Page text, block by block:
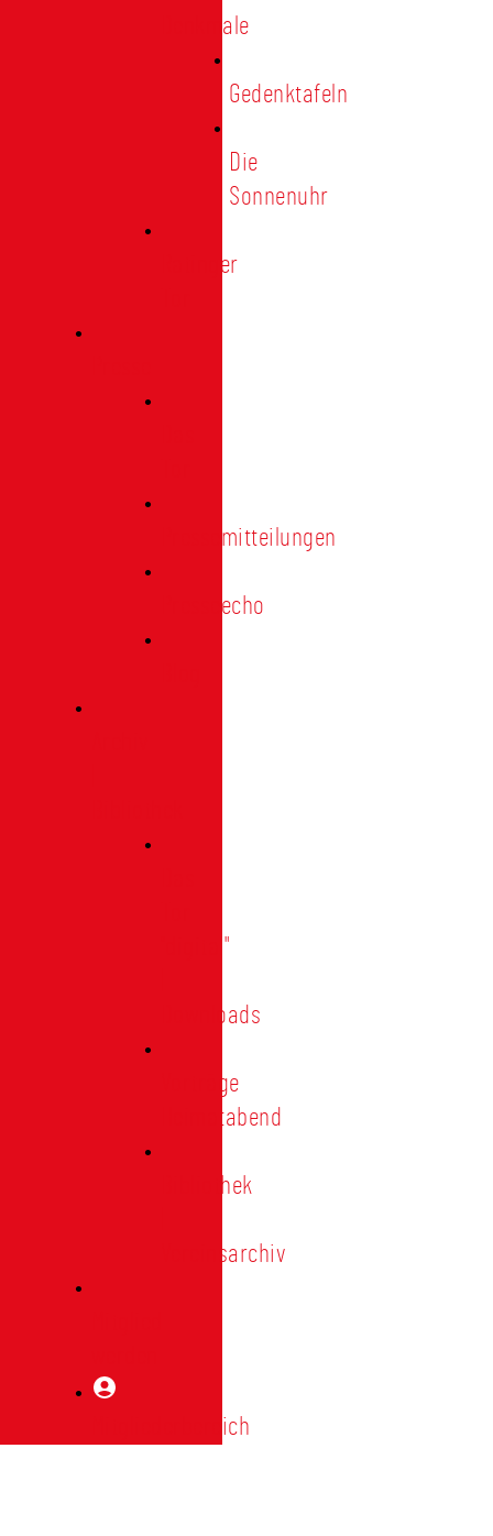
Denkmale
Gedenktafeln
Die
Sonnenuhr
Ratinger
Pressemitteilungen
Presseecho
"digital"
Downloads
Vorträge
Heimatabend
Bibliothek
Vereinsarchiv
Mitgliederbereich